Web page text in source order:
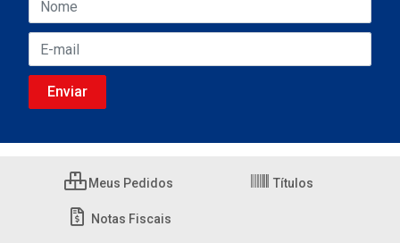
Meus Pedidos Títulos
Notas Fiscais